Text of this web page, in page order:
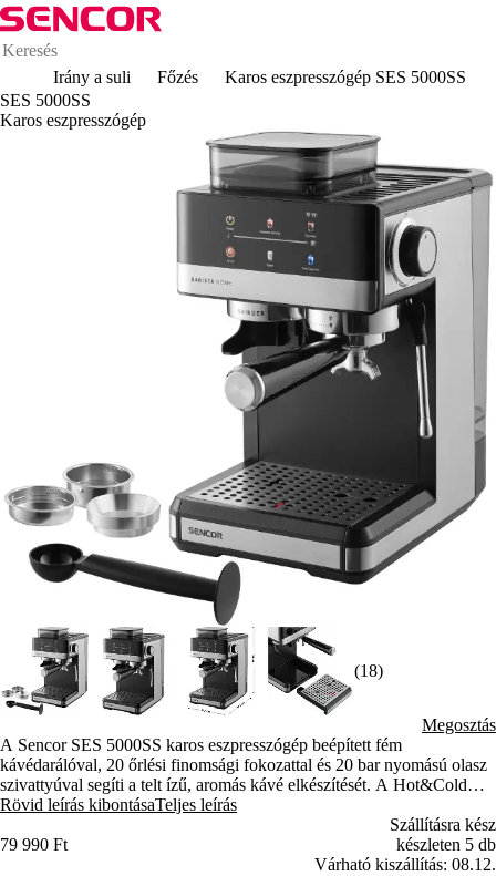
Irány a suli Főzés
Karos eszpresszógép SES 5000SS
SES 5000SS
Karos eszpresszógép
(18)
Megosztás
A Sencor SES 5000SS karos eszpresszógép beépített fém
kávédarálóval, 20 őrlési finomsági fokozattal és 20 bar nyomású olasz
szivattyúval segíti a telt ízű, aromás kávé elkészítését. A Hot&Cold
üzemmódokkal és a forgatható gőzcsővel többféle meleg és hideg
Rövid leírás kibontásaTeljes leírás
79 990 Ft
Szállításra kész
készleten 5 db
Várható kiszállítás: 08.12.